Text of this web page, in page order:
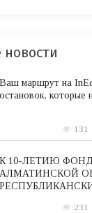
Ваш маршрут на
остановок, которые
131
К 10-ЛЕТИЮ
АЛМАТИНСКОЙ
231